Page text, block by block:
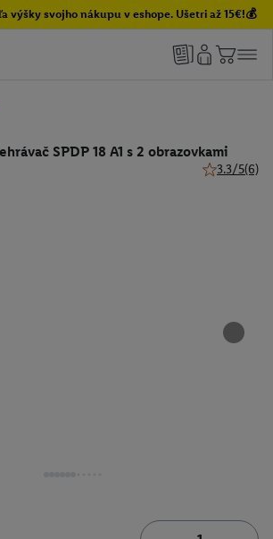
výšky svojho nákupu v eshope. Ušetri až 15€!💰
SPDP 18 A1 s 2 obrazovkami
3.3/5(6)